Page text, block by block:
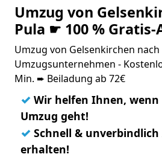
Umzug von
Pula ☛ 100 %
Umzug von Gelsenkirchen nach
Umzugsunternehmen -
Min. ➨ Beiladung ab 72€
✓ Wir helfen Ihnen,
Umzug geht!
✓ Schnell &
erhalten!